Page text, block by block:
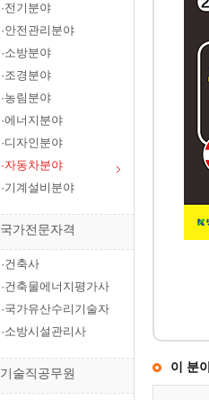
·전기분야
·안전관리분야
·소방분야
·조경분야
·농림분야
·에너지분야
·디자인분야
·자동차분야
·기계설비분야
국가전문자격
·건축사
·건축물에너지평가사
·국가유산수리기술자
·소방시설관리사
기술직공무원 이 분